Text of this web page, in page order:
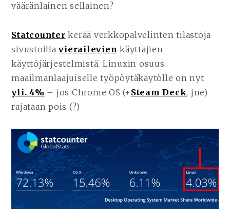
vääränlainen sellainen?
Statcounter kerää verkkopalvelinten tilastoja
sivustoillavierailevien käyttäjien
käyttöjärjestelmistä. Linuxin osuus
maailmanlaajuiselle työpöytäkäytölle on nyt
yli. 4% – jos Chrome OS (+ Steam Deck, jne)
rajataan pois (?)